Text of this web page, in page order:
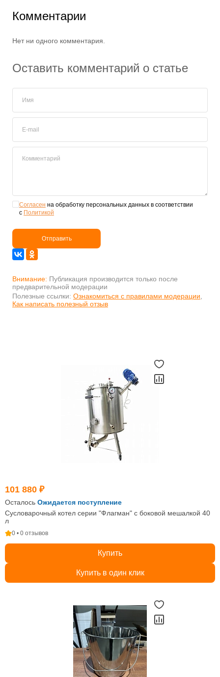
Комментарии
Нет ни одного комментария.
Оставить комментарий о статье
Имя
E-mail
Комментарий
Согласен на обработку персональных данных в соответствии
с Политикой
Отправить
Внимание: Публикация производится только после
предварительной модерации
Полезные ссылки: Ознакомиться с правилами модерации
Как написать полезный отзыв
101 880 ₽
Осталось Ожидается поступление
Сусловарочный котел серии "Флагман" с боковой мешалкой 40
л
0 • 0 отзывов
Купить
Купить в один клик